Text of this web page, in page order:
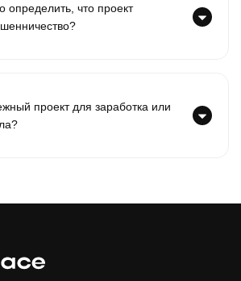
определить, что проект
проект для заработка или